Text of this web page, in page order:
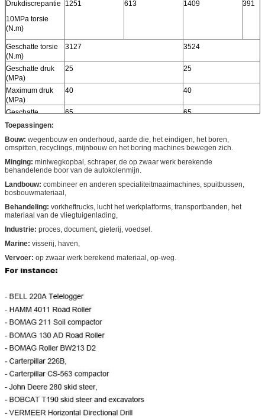
Drukdiscrepantie
10MPa torsie
(N.m)
1251 613 1409 391
Geschatte torsie
(N.m)
3127 3524
Geschatte druk
(MPa)
25 25
Maximum druk
(MPa)
40 40
Geschatte
snelheid (r/min)
65 65
(r/min)
Toepassingen:
Bouw: wegenbouw en onderhoud, aarde die, het eindigen, het boren,
omspitten, recyclings, mijnbouw en het boring machines bewegen zich.
Minging: miniwegkopbal, schraper, de op zwaar werk berekende
behandelende boor van de autokolenmijn.
Landbouw: combineer en anderen specialiteitmaaimachines, spuitbussen,
bosbouwmateriaal,
Behandeling: vorkheftrucks, lucht het werkplatforms, transportbanden, het
materiaal van de vliegtuigenlading,
Industrie: proces, document, gieterij, voedsel.
Marine: visserij, haven,
Vervoer: op zwaar werk berekend materiaal, op-weg.